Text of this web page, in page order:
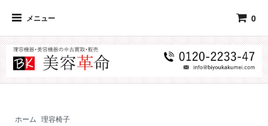
メニュー 0
ホーム 理容椅子